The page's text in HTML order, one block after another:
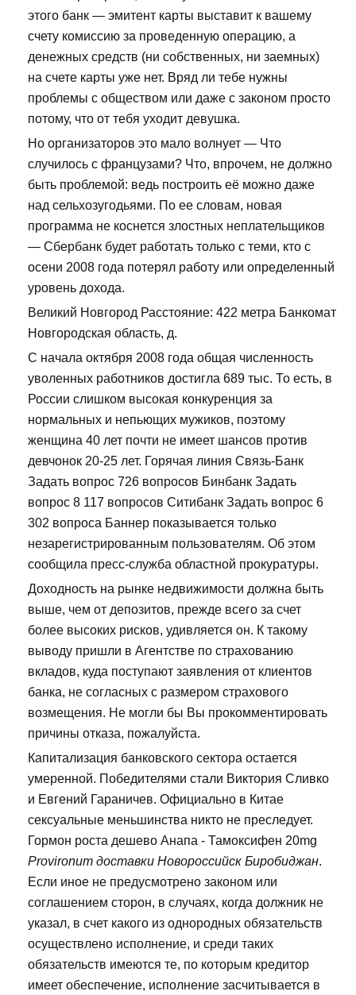
этого банк — эмитент карты выставит к вашему
счету комиссию за проведенную операцию, а
денежных средств (ни собственных, ни заемных)
на счете карты уже нет. Вряд ли тебе нужны
проблемы с обществом или даже с законом просто
потому, что от тебя уходит девушка.
Но организаторов это мало волнует — Что
случилось с французами? Что, впрочем, не должно
быть проблемой: ведь построить её можно даже
над сельхозугодьями. По ее словам, новая
программа не коснется злостных неплательщиков
— Сбербанк будет работать только с теми, кто с
осени 2008 года потерял работу или определенный
уровень дохода.
Великий Новгород Расстояние: 422 метра Банкомат
Новгородская область, д.
С начала октября 2008 года общая численность
уволенных работников достигла 689 тыс. То есть, в
России слишком высокая конкуренция за
нормальных и непьющих мужиков, поэтому
женщина 40 лет почти не имеет шансов против
девчонок 20-25 лет. Горячая линия Связь-Банк
Задать вопрос 726 вопросов Бинбанк Задать
вопрос 8 117 вопросов Ситибанк Задать вопрос 6
302 вопроса Баннер показывается только
незарегистрированным пользователям. Об этом
сообщила пресс-служба областной прокуратуры.
Доходность на рынке недвижимости должна быть
выше, чем от депозитов, прежде всего за счет
более высоких рисков, удивляется он. К такому
выводу пришли в Агентстве по страхованию
вкладов, куда поступают заявления от клиентов
банка, не согласных с размером страхового
возмещения. Не могли бы Вы прокомментировать
причины отказа, пожалуйста.
Капитализация банковского сектора остается
умеренной. Победителями стали Виктория Сливко
и Евгений Гараничев. Официально в Китае
сексуальные меньшинства никто не преследует.
Гормон роста дешево Анапа - Тамоксифен 20mg
Provironum доставки Новороссийск Биробиджан.
Если иное не предусмотрено законом или
соглашением сторон, в случаях, когда должник не
указал, в счет какого из однородных обязательств
осуществлено исполнение, и среди таких
обязательств имеются те, по которым кредитор
имеет обеспечение, исполнение засчитывается в